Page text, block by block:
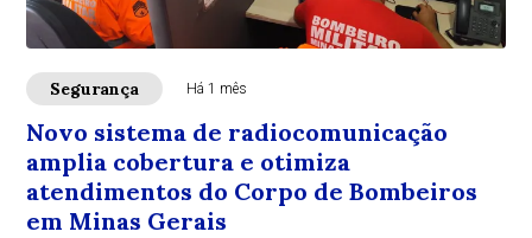
Segurança Há 1 mês
Novo sistema de radiocomunicação
amplia cobertura e otimiza
atendimentos do Corpo de Bombeiros
em Minas Gerais